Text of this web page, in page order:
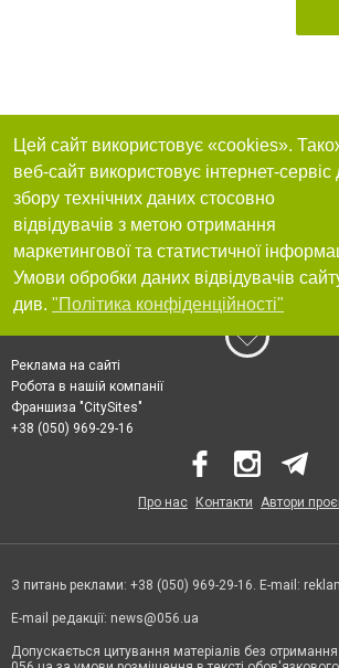
Цей сайт використовує «cookies».
веб-сайт використовує інтернет-сервіс
збору технічних даних стосовно
відвідувачів з метою отримання
маркетингової та статистичної
Умови обробки даних відвідувачів
див. "Політика конфіденційності"
Реклама на сайті
Робота в нашій компанії
Франшиза "CitySites"
+38 (050) 969-29-16
Про нас Контакти Автори
З питань реклами: +38 (050) 969-29-16. E-mail:
E-mail редакції: news@056.ua
Допускається цитування матеріалів без